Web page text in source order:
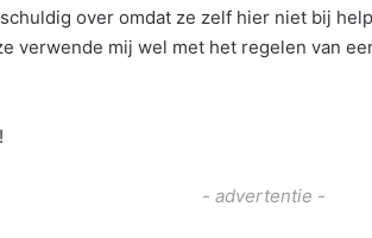
over omdat ze zelf hier niet bij
verwende mij wel met het regelen van
- advertentie -